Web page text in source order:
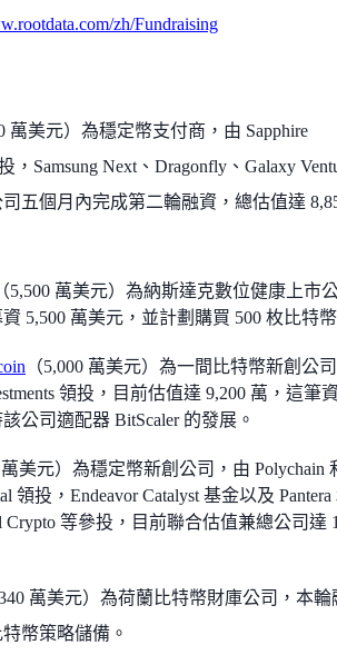
zh/Fundraising
萬美元）為穩定幣支付商，由 Sapphire
，Samsung Next、Dragonfly、Galaxy
五個月內完成第二輪融資，總估值達
5,500 萬美元）為納斯達克數位健康上市
5,500 萬美元，並計劃購買 500 枚比特
（5,000 萬美元）為一間比特幣新創公
領投，目前估值達 9,200 萬，這筆
公司適配器 BitScaler 的發展。
萬美元）為穩定幣新創公司，由 Polychain
領投，Endeavor Catalyst 基金以及 Pantera
Crypto 等參投，目前聯合估值兼總公司達
萬美元）為荷蘭比特幣財庫公司，本輪
幣策略儲備。